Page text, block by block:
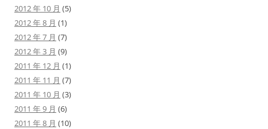
2012 年 10 月 (5)
2012 年 8 月 (1)
2012 年 7 月 (7)
2012 年 3 月 (9)
2011 年 12 月 (1)
2011 年 11 月 (7)
2011 年 10 月 (3)
2011 年 9 月 (6)
2011 年 8 月 (10)